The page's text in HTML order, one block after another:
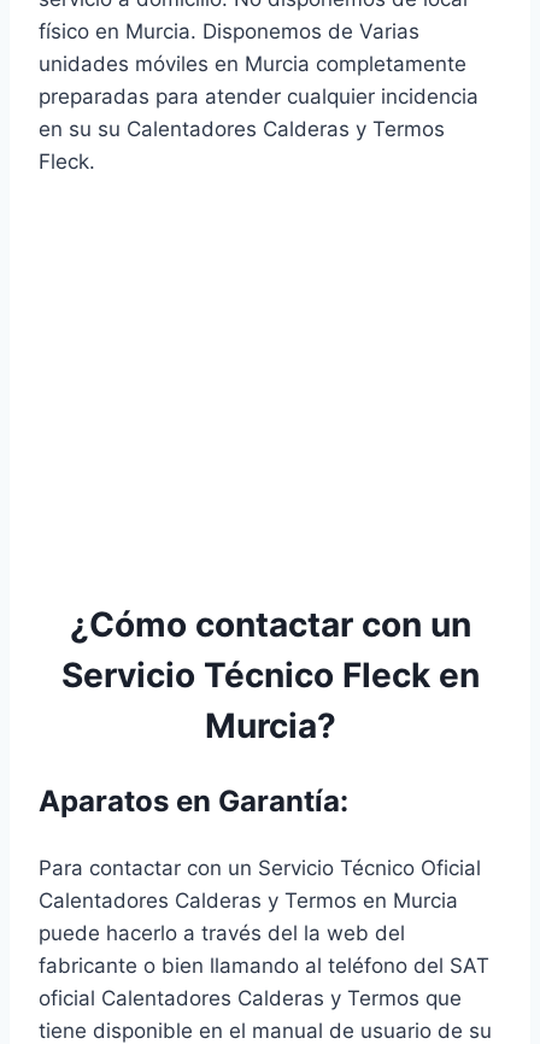
físico en Murcia. Disponemos de Varias
unidades móviles en Murcia completamente
preparadas para atender cualquier incidencia
en su su Calentadores Calderas y Termos
Fleck.
¿Cómo contactar con un
Servicio Técnico Fleck en
Murcia?
Aparatos en Garantía:
Para contactar con un Servicio Técnico Oficial
Calentadores Calderas y Termos en Murcia
puede hacerlo a través del la web del
fabricante o bien llamando al teléfono del SAT
oficial Calentadores Calderas y Termos que
tiene disponible en el manual de usuario de su